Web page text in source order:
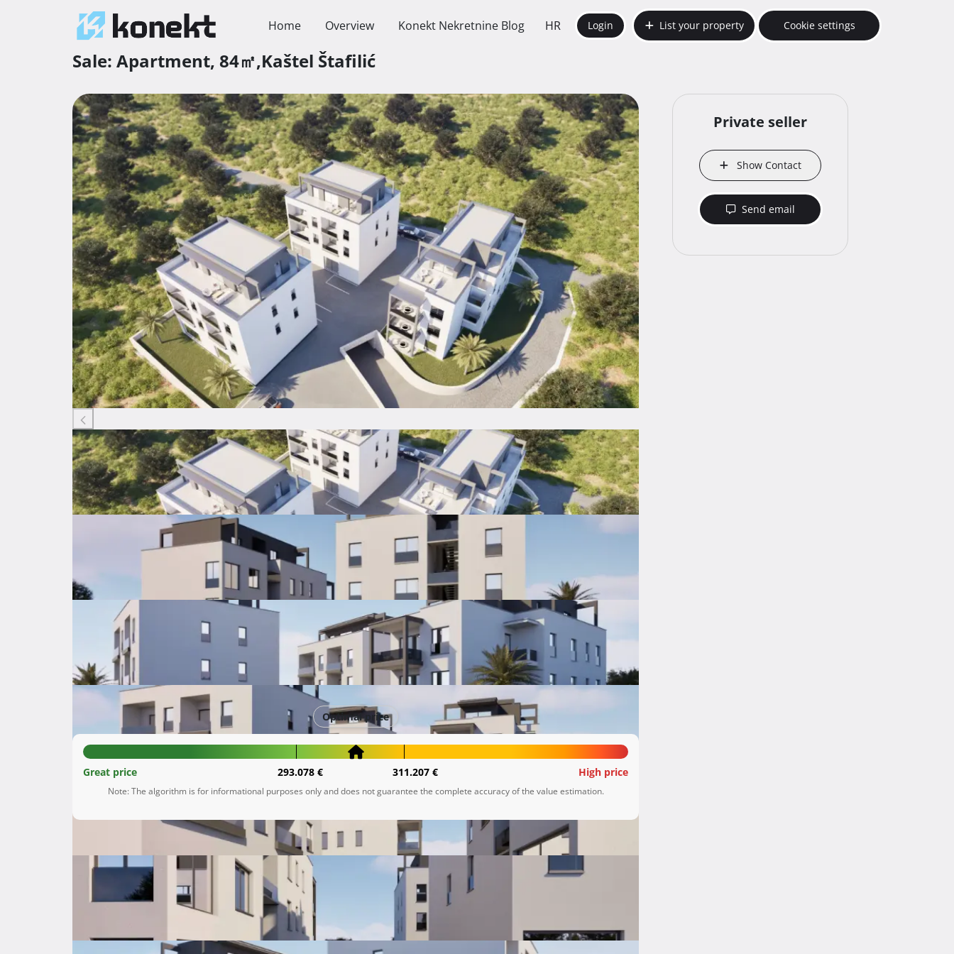
Home Overview Konekt Nekretnine Blog HR Login List your property Cookie settings
Sale: Apartment, 84㎡,Kaštel Štafilić
Listing ID: 14412938
Kaštel Štafilić
Splitsko-dalmatinska županija
307.530 €
Optimal price
Great price 293.078 € 311.207 € High price
Note: The algorithm is for informational purposes only and does not guarantee the complete accuracy of the value estimation.
21 stambenom jedinicom, tri poslovna prostora te garažnim i vanjskim parkirnim mjestima. Ovaj projekt
je savršen spoj moderne arhitekture, vrhunske gradnje i izvrsne lokacije.
Zgrade su smještene na jednoj od najatraktivnijih lokacija u blizini mora. Nudimo vam jedinstvenu priliku
Private seller
Show Contact
Send email